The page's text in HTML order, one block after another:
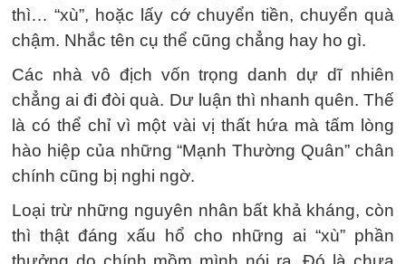
thì… “xù”, hoặc lấy cớ chuyển tiền, chuyển quà
chậm. Nhắc tên cụ thể cũng chẳng hay ho gì.
Các nhà vô địch vốn trọng danh dự dĩ nhiên
chẳng ai đi đòi quà. Dư luận thì nhanh quên. Thế
là có thể chỉ vì một vài vị thất hứa mà tấm lòng
hào hiệp của những “Mạnh Thường Quân” chân
chính cũng bị nghi ngờ.
Loại trừ những nguyên nhân bất khả kháng, còn
thì thật đáng xấu hổ cho những ai “xù” phần